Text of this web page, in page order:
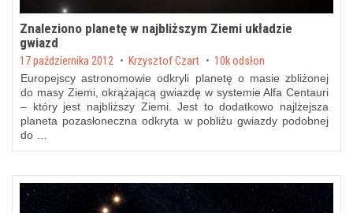
Znaleziono planetę w najbliższym Ziemi układzie
gwiazd
Posted on
17 października 2012 byKrzysztof Czart 10k odsłon
Europejscy astronomowie odkryli planetę o masie zbliżonej
do masy Ziemi, okrążającą gwiazdę w systemie Alfa Centauri
– który jest najbliższy Ziemi. Jest to dodatkowo najlżejsza
planeta pozasłoneczna odkryta w pobliżu gwiazdy podobnej
do …